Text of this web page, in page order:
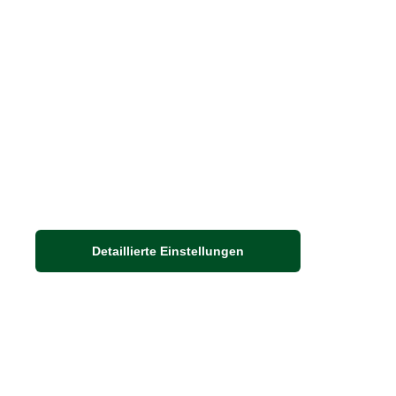
Detaillierte Einstellungen